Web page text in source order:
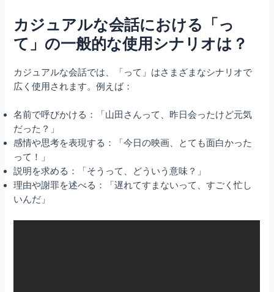
カジュアルな会話における「っ
て」の一般的な使用シナリオは？
カジュアルな会話では、「って」はさまざまなシナリオで
広く使用されます。例えば：
名前で呼びかける：「山田さんって、昨日会ったけど元気
だった？」
感情や思考を表現する：「今日の映画、とても面白かった
って！」
説明を求める：「そうって、どういう意味？」
理由や謝罪を述べる：「遅れてすまないって、すごく忙し
いんだ」